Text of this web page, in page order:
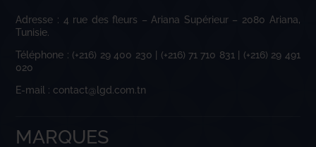
Adresse : 4 rue des fleurs – Ariana Supérieur – 2080 Ariana,
Tunisie.
Téléphone : (+216) 29 400 230 | (+216) 71 710 831 | (+216) 29 491
020
E-mail : contact@lgd.com.tn
MARQUES